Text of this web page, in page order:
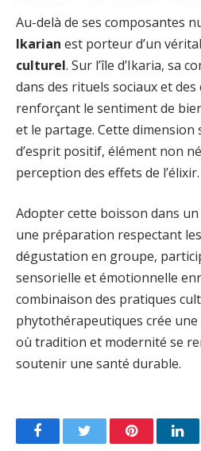
Au-delà de ses composantes
Ikarian est porteur d’un
culturel. Sur l’île d’Ikaria, sa
dans des rituels sociaux et
renforçant le sentiment de
et le partage. Cette
d’esprit positif, élément non
perception des effets de l’élixir.
Adopter cette boisson dans
une préparation respectant
dégustation en groupe,
sensorielle et émotionnelle
combinaison des pratiques
phytothérapeutiques crée
où tradition et modernité se
soutenir une santé durable.
FacebookTwitter Pinterest